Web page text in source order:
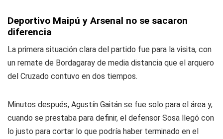
Deportivo Maipú y Arsenal no se sacaron
diferencia
La primera situación clara del partido fue para la visita, con
un remate de Bordagaray de media distancia que el arquero
del Cruzado contuvo en dos tiempos.
Minutos después, Agustín Gaitán se fue solo para el área y,
cuando se prestaba para definir, el defensor Sosa llegó con
lo justo para cortar lo que podría haber terminado en el